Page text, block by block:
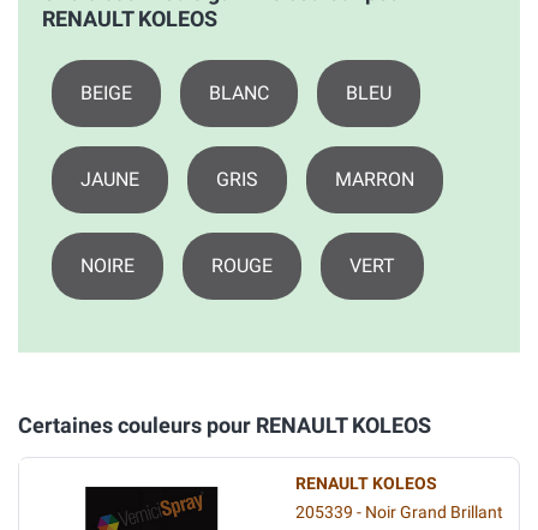
RENAULT KOLEOS
BEIGE BLANC BLEU
JAUNE GRIS MARRON
NOIRE ROUGE VERT
Certaines couleurs pour RENAULT KOLEOS
RENAULT KOLEOS
205339 - Noir Grand Brillant